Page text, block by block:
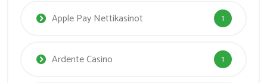
Apple Pay Nettikasinot 1
Ardente Casino 1